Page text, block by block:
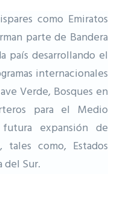
como Emiratos
parte de Bandera
país desarrollando el
internacionales
Verde, Bosques en
para el Medio
expansión de
como, Estados
del Sur.